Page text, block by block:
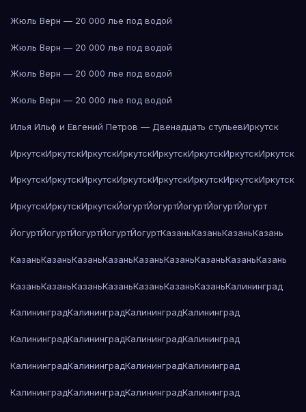
Жюль Верн — 20 000 лье под водой
Жюль Верн — 20 000 лье под водой
Жюль Верн — 20 000 лье под водой
Жюль Верн — 20 000 лье под водой
Илья Ильф и Евгений Петров — Двенадцать стульевИркутск
ИркутскИркутскИркутскИркутскИркутскИркутскИркутскИркутск
ИркутскИркутскИркутскИркутскИркутскИркутскИркутскИркутск
ИркутскИркутскИркутскЙогуртЙогуртЙогуртЙогуртЙогурт
ЙогуртЙогуртЙогуртЙогуртЙогуртКазаньКазаньКазаньКазань
КазаньКазаньКазаньКазаньКазаньКазаньКазаньКазаньКазань
КазаньКазаньКазаньКазаньКазаньКазаньКазаньКалининград
КалининградКалининградКалининградКалининград
КалининградКалининградКалининградКалининград
КалининградКалининградКалининградКалининград
КалининградКалининградКалининградКалининград